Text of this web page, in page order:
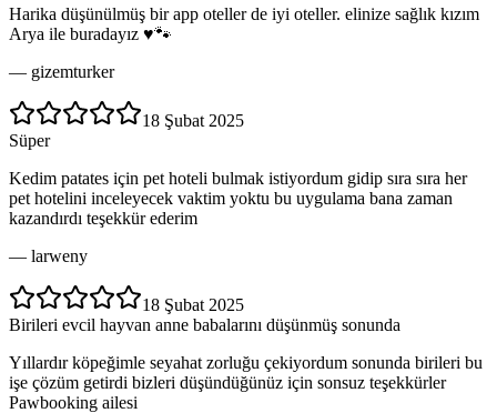
Harika düşünülmüş bir app oteller de iyi oteller. elinize sağlık kızım
Arya ile buradayız ♥️🐾
— gizemturker
18 Şubat 2025
Süper
Kedim patates için pet hoteli bulmak istiyordum gidip sıra sıra her
pet hotelini inceleyecek vaktim yoktu bu uygulama bana zaman
kazandırdı teşekkür ederim
— larweny
18 Şubat 2025
Birileri evcil hayvan anne babalarını düşünmüş sonunda
Yıllardır köpeğimle seyahat zorluğu çekiyordum sonunda birileri bu
işe çözüm getirdi bizleri düşündüğünüz için sonsuz teşekkürler
Pawbooking ailesi